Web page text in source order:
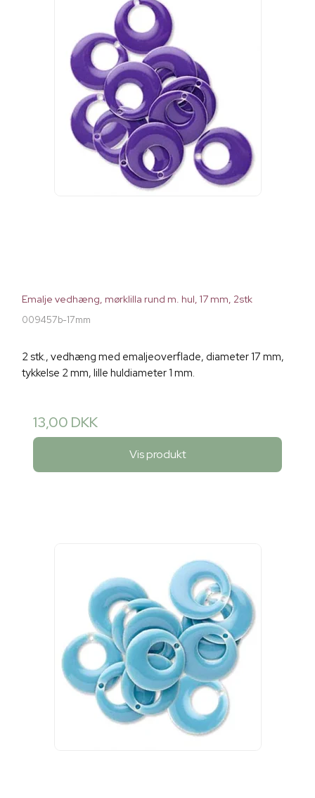
Emalje vedhæng, mørklilla rund m. hul, 17 mm, 2stk
009457b-17mm
2 stk., vedhæng med emaljeoverflade, diameter 17 mm,
tykkelse 2 mm, lille huldiameter 1 mm.
13,00 DKK
Vis produkt